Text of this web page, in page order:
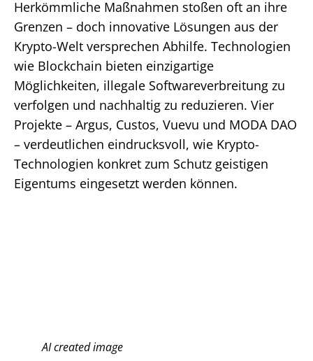
Herkömmliche Maßnahmen stoßen oft an ihre
Grenzen – doch innovative Lösungen aus der
Krypto-Welt versprechen Abhilfe. Technologien
wie Blockchain bieten einzigartige
Möglichkeiten, illegale Softwareverbreitung zu
verfolgen und nachhaltig zu reduzieren. Vier
Projekte – Argus, Custos, Vuevu und MODA DAO
– verdeutlichen eindrucksvoll, wie Krypto-
Technologien konkret zum Schutz geistigen
Eigentums eingesetzt werden können.
AI created image